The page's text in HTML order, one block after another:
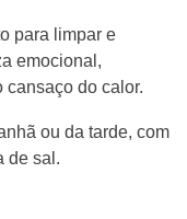
para limpar e
emocional,
do calor.
ou da tarde, com
de sal.